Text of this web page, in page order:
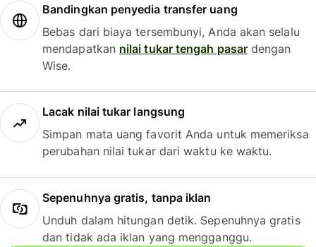
Bandingkan penyedia transfer uang
Bebas dari biaya tersembunyi, Anda akan selalu
mendapatkan nilai tukar tengah pasardengan
Wise.
Lacak nilai tukar langsung
Simpan mata uang favorit Anda untuk memeriksa
perubahan nilai tukar dari waktu ke waktu.
Sepenuhnya gratis, tanpa iklan
Unduh dalam hitungan detik. Sepenuhnya gratis
dan tidak ada iklan yang mengganggu.